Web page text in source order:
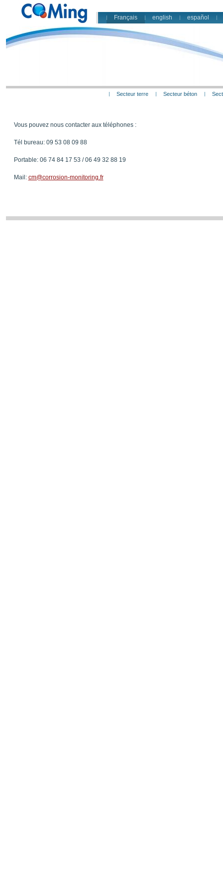
Français english español
Secteur terre Secteur béton
Vous pouvez nous contacter aux téléphones :
Tél bureau: 09 53 08 09 88
Portable: 06 74 84 17 53 / 06 49 32 88 19
Mail: cm@corrosion-monitoring.fr